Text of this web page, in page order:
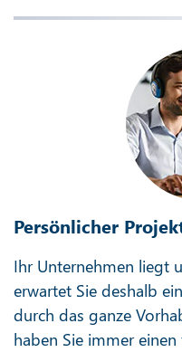
Persönlicher
Ihr Unternehmen liegt
erwartet Sie deshalb
durch das ganze
haben Sie immer